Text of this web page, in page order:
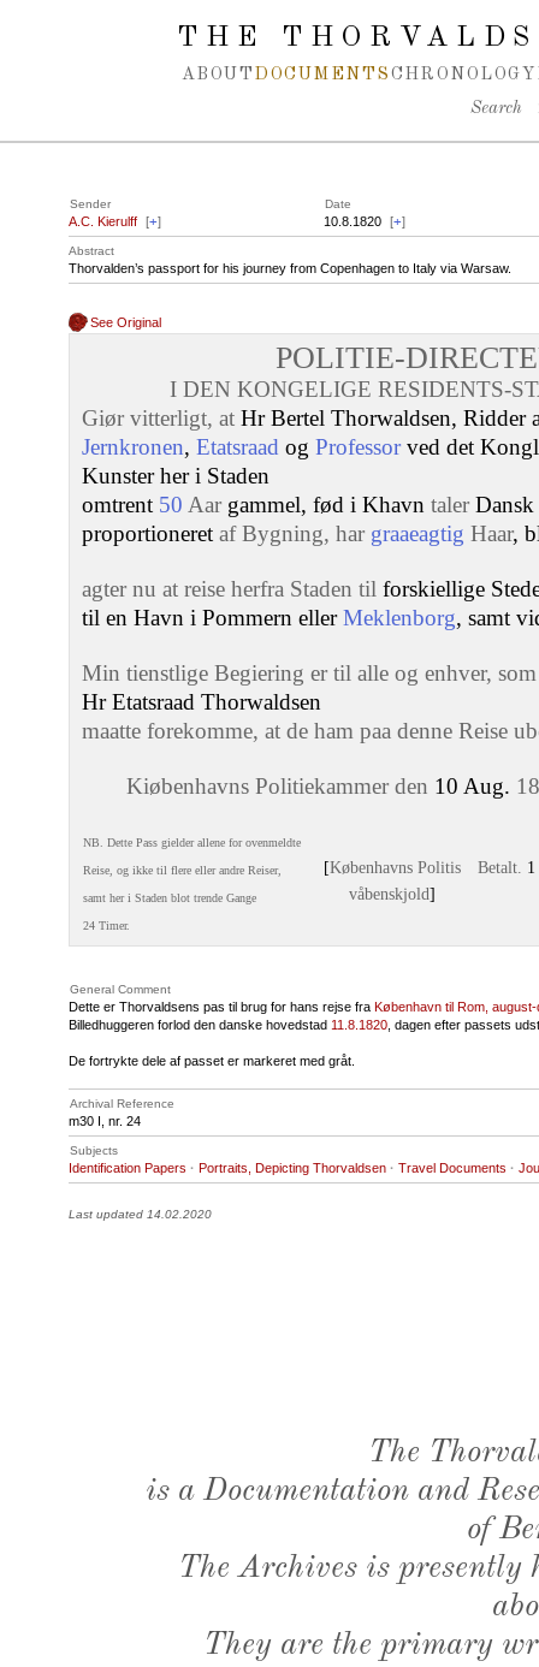
Spring navigation over
THE
ABOUT DOCUMENTS CHRONOLOGY
Search
Sender Date
A.C. Kierulff [+] 10.8.1820 [+]
Abstract
Thorvalden’s passport for his journey from Copenhagen to Italy via Warsaw.
See Original
POLITIE-
I DEN KONGELIGE RESIDENTS-
Giør vitterligt, at Hr Bertel Thorwaldsen, Ridder
Jernkronen, Etatsraad og Professorved det
Kunster her i Staden
omtrent 50 Aar gammel, fød i Khavn taler
proportioneret af Bygning, har graaeagtig Haar,
agter nu at reise herfra Staden til forskiellige
til en Havn i Pommern ellerMeklenborg, samt
Min tienstlige Begiering er til alle og enhver,
Hr Etatsraad Thorwaldsen
maatte forekomme, at de ham paa denne Reise
Kiøbenhavns Politiekammer den 10 Aug.
NB. Dette Pass gielder allene for ovenmeldte
Reise, og ikke til flere eller andre Reiser,
samt her i Staden blot trende Gange
24 Timer.
[Københavns Politis
våbenskjold]
Betalt.
General Comment
Dette er Thorvaldsens pas til brug for hans rejse fra København til Rom,
Billedhuggeren forlod den danske hovedstad 11.8.1820 , dagen efter passets
De fortrykte dele af passet er markeret med gråt.
Archival Reference
m30 I, nr. 24
Subjects
Identification Papers · Portraits, Depicting Thorvaldsen · Travel Documents ·
Last updated 14.02.2020
The
is a Documentation and
of
The Archives is presently
They are the primary